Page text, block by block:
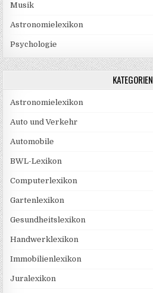
Musik
Astronomielexikon
Psychologie
KATEGORIEN
Astronomielexikon
Auto und Verkehr
Automobile
BWL-Lexikon
Computerlexikon
Gartenlexikon
Gesundheitslexikon
Handwerklexikon
Immobilienlexikon
Juralexikon